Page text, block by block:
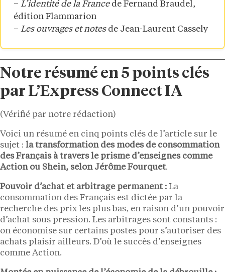
– L’identité de la Francede Fernand Braudel,
édition Flammarion
– Les ouvrages et notes de Jean-Laurent Cassely
Notre résumé en 5 points clés
par L’Express Connect IA
(Vérifié par notre rédaction)
Voici un résumé en cinq points clés de l’article sur le
sujet : la transformation des modes de consommation
des Français à travers le prisme d’enseignes comme
Action ou Shein, selon Jérôme Fourquet.
Pouvoir d’achat et arbitrage permanent : La
consommation des Français est dictée par la
recherche des prix les plus bas, en raison d’un pouvoir
d’achat sous pression. Les arbitrages sont constants :
on économise sur certains postes pour s’autoriser des
achats plaisir ailleurs. D’où le succès d’enseignes
comme Action.